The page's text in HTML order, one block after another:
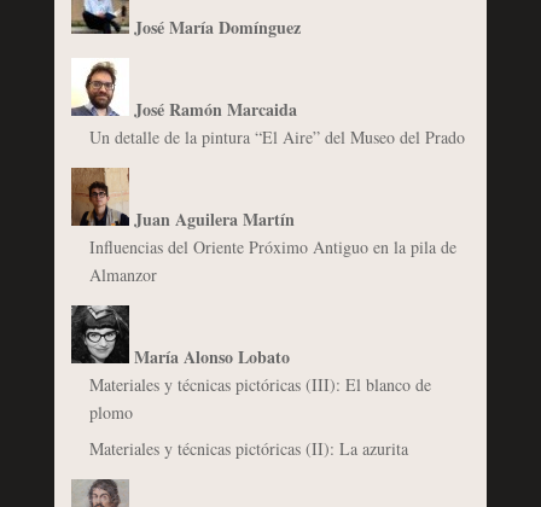
José María Domínguez
José Ramón Marcaida
Un detalle de la pintura “El Aire” del Museo del Prado
Juan Aguilera Martín
Influencias del Oriente Próximo Antiguo en la pila de
Almanzor
María Alonso Lobato
Materiales y técnicas pictóricas (III): El blanco de
plomo
Materiales y técnicas pictóricas (II): La azurita